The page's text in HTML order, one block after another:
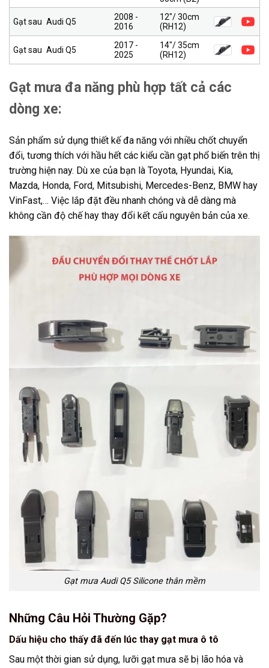
Gạt sau Audi Q5
2008 -
2016
12″/ 30cm
(RH12)
Gạt sau Audi Q5
2017 -
2025
14″/ 35cm
(RH12)
Gạt mưa đa năng phù hợp tất cả các
dòng xe:
Sản phẩm sử dụng thiết kế đa năng với nhiều chốt chuyển
đổi, tương thích với hầu hết các kiểu cần gạt phổ biến trên thị
trường hiện nay. Dù xe của bạn là Toyota, Hyundai, Kia,
Mazda, Honda, Ford, Mitsubishi, Mercedes-Benz, BMW hay
VinFast,… Việc lắp đặt đều nhanh chóng và dễ dàng mà
không cần độ chế hay thay đổi kết cấu nguyên bản của xe.
Gạt mưa Audi Q5 Silicone thân mềm
Những Câu Hỏi Thường Gặp?
Dấu hiệu cho thấy đã đến lúc thay gạt mưa ô tô
Sau một thời gian sử dụng, lưỡi gạt mưa sẽ bị lão hóa và